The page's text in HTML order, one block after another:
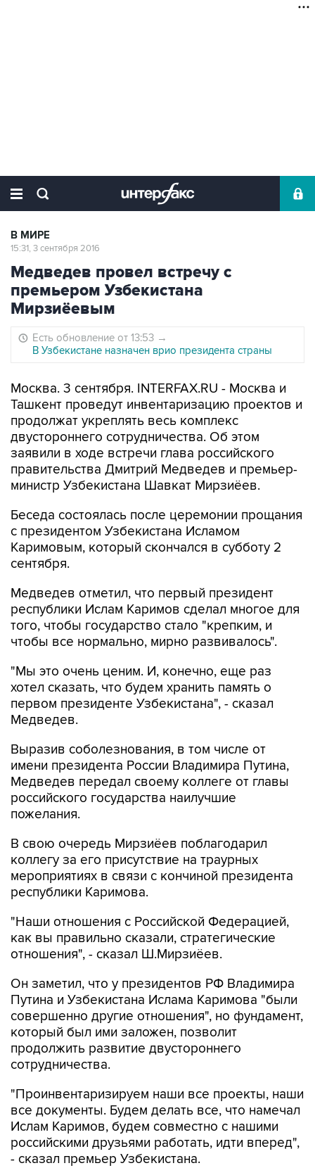
В МИРЕ
15:31, 3 сентября 2016
Медведев провел встречу с
премьером Узбекистана
Мирзиёевым
Есть обновление от 13:53 →
В Узбекистане назначен врио президента страны
Москва. 3 сентября. INTERFAX.RU - Москва и
Ташкент проведут инвентаризацию проектов и
продолжат укреплять весь комплекс
двустороннего сотрудничества. Об этом
заявили в ходе встречи глава российского
правительства Дмитрий Медведев и премьер-
министр Узбекистана Шавкат Мирзиёев.
Беседа состоялась после церемонии прощания
с президентом Узбекистана Исламом
Каримовым, который скончался в субботу 2
сентября.
Медведев отметил, что первый президент
республики Ислам Каримов сделал многое для
того, чтобы государство стало "крепким, и
чтобы все нормально, мирно развивалось".
"Мы это очень ценим. И, конечно, еще раз
хотел сказать, что будем хранить память о
первом президенте Узбекистана", - сказал
Медведев.
Выразив соболезнования, в том числе от
имени президента России Владимира Путина,
Медведев передал своему коллеге от главы
российского государства наилучшие
пожелания.
В свою очередь Мирзиёев поблагодарил
коллегу за его присутствие на траурных
мероприятиях в связи с кончиной президента
республики Каримова.
"Наши отношения с Российской Федерацией,
как вы правильно сказали, стратегические
отношения", - сказал Ш.Мирзиёев.
Он заметил, что у президентов РФ Владимира
Путина и Узбекистана Ислама Каримова "были
совершенно другие отношения", но фундамент,
который был ими заложен, позволит
продолжить развитие двустороннего
сотрудничества.
"Проинвентаризируем наши все проекты, наши
все документы. Будем делать все, что намечал
Ислам Каримов, будем совместно с нашими
российскими друзьями работать, идти вперед",
- сказал премьер Узбекистана.